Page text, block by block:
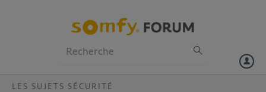
LES SUJETS SÉCURITÉ